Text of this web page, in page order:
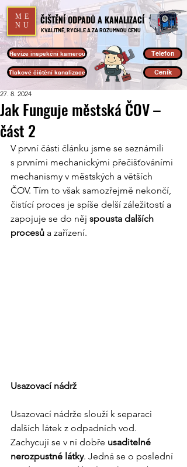
ME
NU
ČIŠTĚNÍ ODPADŮ A KANALIZACÍ
KVALITNĚ, RYCHLE A ZA ROZUMNOU CENU
Revize inspekční kamerou
Tlakové čištění kanalizace
Telefon
Ceník
Jak Funguje městská ČOV –
část 2
27. 8. 2024
V první části článku jsme se seznámili
s prvními mechanickými přečišťováními
mechanismy v městských a větších
ČOV. Tím to však samozřejmě nekončí,
čistící proces je spíše delší záležitostí a
zapojuje se do něj spousta dalších
procesů a zařízení.
Usazovací nádrž
Usazovací nádrže slouží k separaci
dalších látek z odpadních vod.
Zachycují se v ní dobře usaditelné
nerozpustné látky. Jedná se o poslední